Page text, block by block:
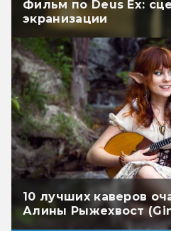
Фильм по Deus Ex:
экранизации
10 лучших каверов
Алины Рыжехвост